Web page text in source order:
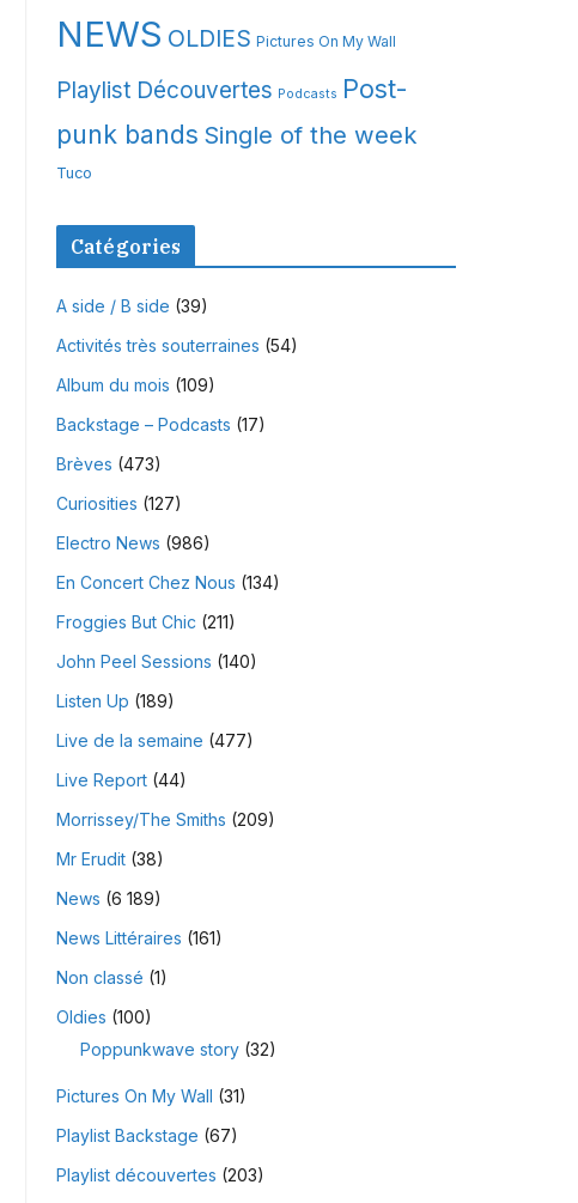
NEWS OLDIES Pictures On My Wall
Playlist Découvertes Podcasts Post-
punk bands Single of the week
Tuco
Catégories
A side / B side (39)
Activités très souterraines (54)
Album du mois (109)
Backstage – Podcasts (17)
Brèves (473)
Curiosities (127)
Electro News (986)
En Concert Chez Nous (134)
Froggies But Chic (211)
John Peel Sessions (140)
Listen Up (189)
Live de la semaine (477)
Live Report(44)
Morrissey/The Smiths (209)
Mr Erudit(38)
News (6 189)
News Littéraires (161)
Non classé (1)
Oldies (100)
Poppunkwave story(32)
Pictures On My Wall (31)
Playlist Backstage (67)
Playlist découvertes (203)